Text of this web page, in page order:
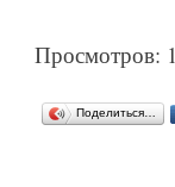
Просмотров:
Поделиться…